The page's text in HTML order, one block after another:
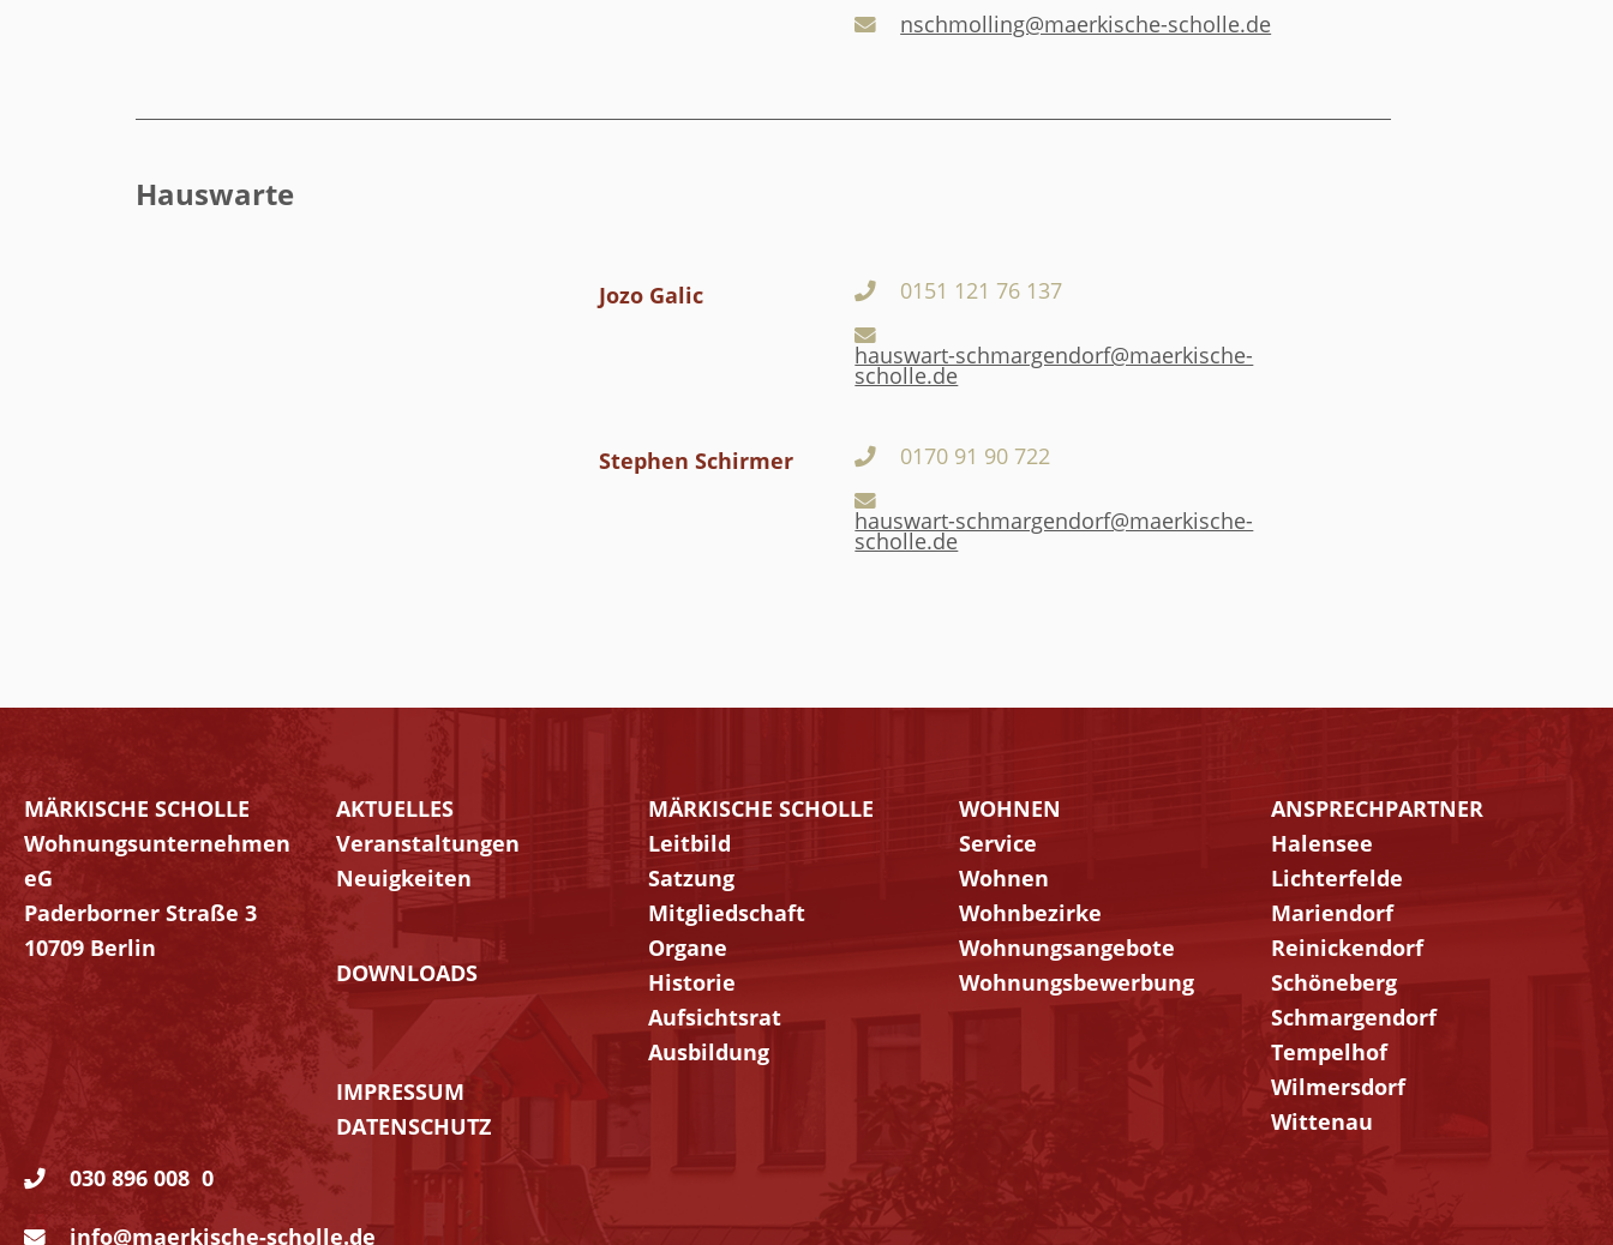
nschmolling@maerkische-scholle.de
Hauswarte
Jozo Galic 0151 121 76 137
hauswart-schmargendorf@maerkische-
scholle.de
Stephen Schirmer 0170 91 90 722
hauswart-schmargendorf@maerkische-
scholle.de
MÄRKISCHE SCHOLLE
Wohnungsunternehmen
eG
Paderborner Straße 3
10709 Berlin
AKTUELLES
Navigation
überspringen
Veranstaltungen
Neuigkeiten
DOWNLOADS
IMPRESSUM
DATENSCHUTZ
MÄRKISCHE SCHOLLE
Navigation
überspringen
Leitbild
Satzung
Mitgliedschaft
Organe
Historie
Aufsichtsrat
Ausbildung
WOHNEN
Navigation
überspringen
Service
Wohnen
Wohnbezirke
Wohnungsangebote
Wohnungsbewerbung
ANSPRECHPARTNER
Navigation
überspringen
Halensee
Lichterfelde
Mariendorf
Reinickendorf
Schöneberg
Schmargendorf
Tempelhof
Wilmersdorf
Wittenau
030 896 008 0
info@maerkische-scholle.de